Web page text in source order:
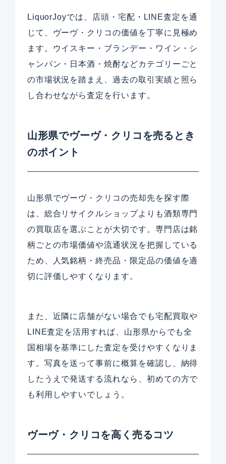
LiquorJoyでは、店頭・宅配・LINE査定を通
じて、ヴーヴ・クリコの価値を丁寧に見極め
ます。ウイスキー・ブランデー・ワイン・シ
ャンパン・日本酒・焼酎などカテゴリーごと
の市場状況を踏まえ、過去の取引実績と照ら
し合わせながら査定を行います。
山形県でヴーヴ・クリコを売るとき
のポイント
山形県でヴーヴ・クリコの売却先を探す際
は、総合リサイクルショップよりも酒類専門
の買取店を選ぶことが大切です。専門店は銘
柄ごとの市場価値や流通状況を把握している
ため、人気銘柄・終売品・限定品の価値を適
切に評価しやすくなります。
また、近隣に店舗がない場合でも宅配買取や
LINE査定を活用すれば、山形県からでも全
国相場を基準にした査定を受けやすくなりま
す。写真を送って事前に概算を確認し、納得
したうえで発送する流れなら、初めての方で
も利用しやすいでしょう。
ヴーヴ・クリコを高く売るコツ